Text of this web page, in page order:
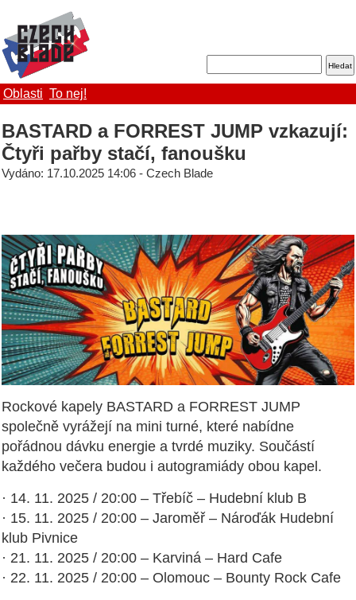
Oblasti To nej!
BASTARD a FORREST JUMP vzkazují:
Čtyři pařby stačí, fanoušku
Vydáno: 17.10.2025 14:06 - Czech Blade
Rockové kapely BASTARD a FORREST JUMP
společně vyrážejí na mini turné, které nabídne
pořádnou dávku energie a tvrdé muziky. Součástí
každého večera budou i autogramiády obou kapel.
· 14. 11. 2025 / 20:00 – Třebíč – Hudební klub B
· 15. 11. 2025 / 20:00 – Jaroměř – Nároďák Hudební
klub Pivnice
· 21. 11. 2025 / 20:00 – Karviná – Hard Cafe
· 22. 11. 2025 / 20:00 – Olomouc – Bounty Rock Cafe